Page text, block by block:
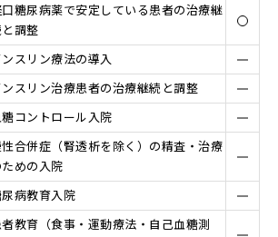
糖尿病薬で安定している患者の治療継
調整
ンスリン療法の導⼊
ンスリン治療患者の治療継続と調整
コントロール⼊院
合併症（腎透析を除く）の精査・治療
ための入院
病教育入院
者教育（⾷事・運動療法・⾃⼰⾎糖測